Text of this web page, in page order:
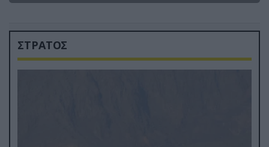
ΣΤΡΑΤΟΣ